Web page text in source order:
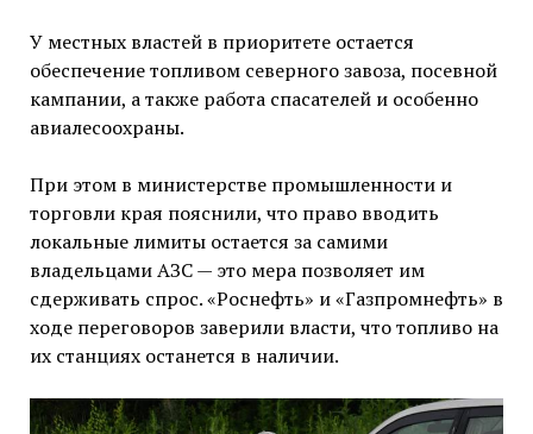
У местных властей в приоритете остается
обеспечение топливом северного завоза, посевной
кампании, а также работа спасателей и особенно
авиалесоохраны.
При этом в министерстве промышленности и
торговли края пояснили, что право вводить
локальные лимиты остается за самими
владельцами АЗС — это мера позволяет им
сдерживать спрос. «Роснефть» и «Газпромнефть» в
ходе переговоров заверили власти, что топливо на
их станциях останется в наличии.